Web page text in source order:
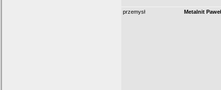
przemysł Metalnit